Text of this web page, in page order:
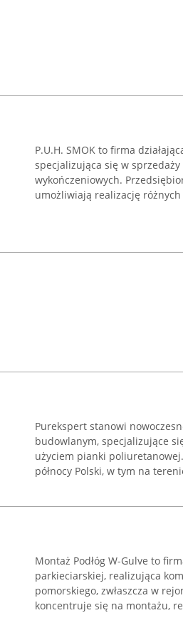
P.U.H. SMOK to firma
specjalizująca się w
wykończeniowych.
umożliwiają realizację
Purekspert stanowi
budowlanym, specjalizujące
użyciem pianki
północy Polski, w tym na
Montaż Podłóg W-Gulve to
parkieciarskiej, realizująca
pomorskiego, zwłaszcza w
koncentruje się na montażu,